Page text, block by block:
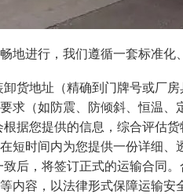
地进行，我们遵循一套标准化
货地址（精确到门牌号或厂
求（如防震、防倾斜、恒温、
据您提供的信息，综合评估
短时间内为您提供一份详细、
后，将签订正式的运输合同
内容，以法律形式保障运输安